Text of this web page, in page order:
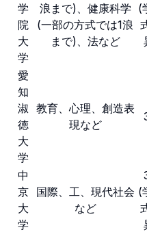
学
院
大
学
浪まで)、健康科学
(一部の方式では1浪
まで)、法など
(
愛
知
淑
徳
大
学
教育、心理、創造表
現など
中
京
大
学
国際、工、現代社会
など
(